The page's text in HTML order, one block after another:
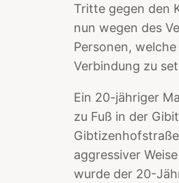
Tritte gegen den
nun wegen des
Personen,
Verbindung zu
Ein 20-jähriger
zu Fuß in der
aggressiver
wurde der 20-